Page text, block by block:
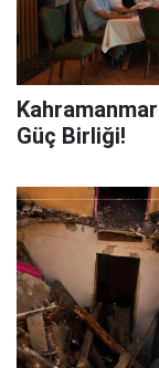
Güç Birliği!